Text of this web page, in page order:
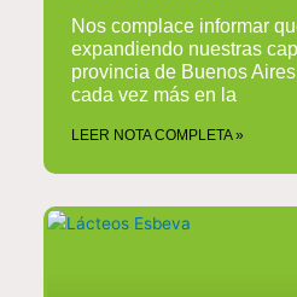
Nos complace informar
expandiendo nuestras
provincia de Buenos
cada vez más en la
LEER NOTA COMPLETA »